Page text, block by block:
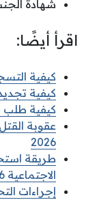
شهادة
اقرأ أيضًا:
كيفية
كيفية تجديد
كيفية طلب
عقوبة
2026
طريقة
الاجتماعية 2026
إجراءات